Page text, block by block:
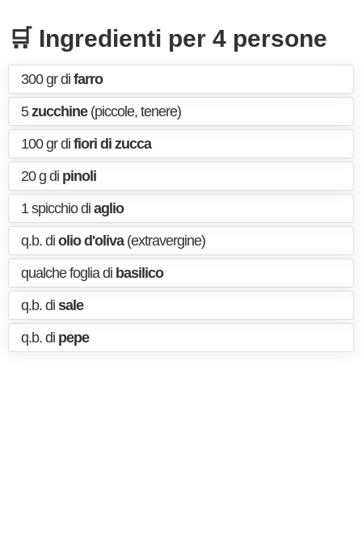
🛒 Ingredienti per 4 persone
300 gr di farro
5zucchine(piccole, tenere)
100 gr di fiori di zucca
20 g di pinoli
1 spicchio di aglio
q.b. di olio d'oliva(extravergine)
qualche foglia di basilico
q.b. di sale
q.b. di pepe